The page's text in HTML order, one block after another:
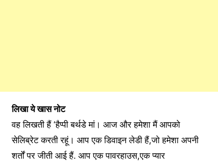
लिखा ये खास नोट
वह लिखती हैं ‘हैप्पी बर्थडे मां। आज और हमेशा मैं आपको
सेलिब्रेट करती रहूं। आप एक डिवाइन लेडी हैं,जो हमेशा अपनी
शर्तों पर जीती आई हैं. आप एक पावरहाउस,एक प्यार